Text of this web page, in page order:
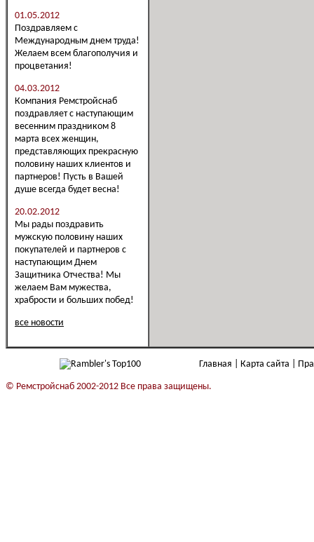
01.05.2012
Поздравляем с
Международным днем труда!
Желаем всем благополучия и
процветания!
04.03.2012
Компания Ремстройснаб
поздравляет с наступающим
весенним праздником 8
марта всех женщин,
представляющих прекрасную
половину наших клиентов и
партнеров! Пусть в Вашей
душе всегда будет весна!
20.02.2012
Мы рады поздравить
мужскую половину наших
покупателей и партнеров с
наступающим Днем
Защитника Отчества! Мы
желаем Вам мужества,
храбрости и больших побед!
все новости
Главная Карта сайта
© Ремстройснаб 2002-2012 Все права защищены.